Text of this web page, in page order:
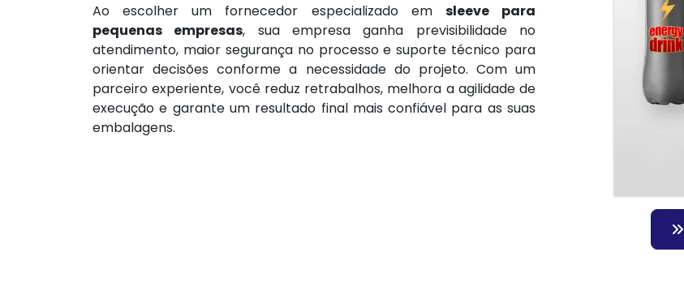
Ao escolher um fornecedor especializado em sleeve para
pequenas empresas, sua empresa ganha previsibilidade no
atendimento, maior segurança no processo e suporte técnico para
orientar decisões conforme a necessidade do projeto. Com um
parceiro experiente, você reduz retrabalhos, melhora a agilidade de
execução e garante um resultado final mais confiável para as suas
embalagens.